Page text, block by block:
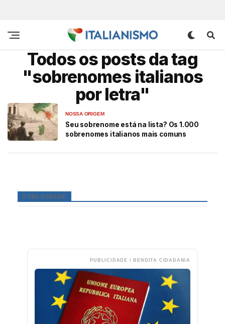
Todos os posts da tag
"sobrenomes italianos
por letra"
NOSSA ORIGEM
Seu sobrenome está na lista? Os 1.000
sobrenomes italianos mais comuns
PUBLICIDADE
PUBLICIDADE / BENDITA CIDADANIA